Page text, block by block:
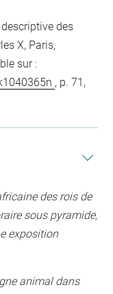
des
X, Paris,
sur :
, p. 71,
des rois de
sous pyramide,
exposition
animal dans